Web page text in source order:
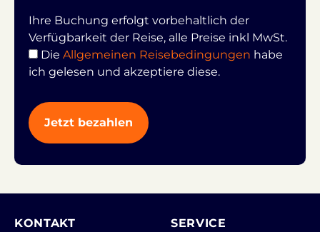
Ihre Buchung erfolgt vorbehaltlich der
Verfügbarkeit der Reise, alle Preise inkl MwSt.
Die Allgemeinen Reisebedingungen habe
ich gelesen und akzeptiere diese.
KONTAKT SERVICE